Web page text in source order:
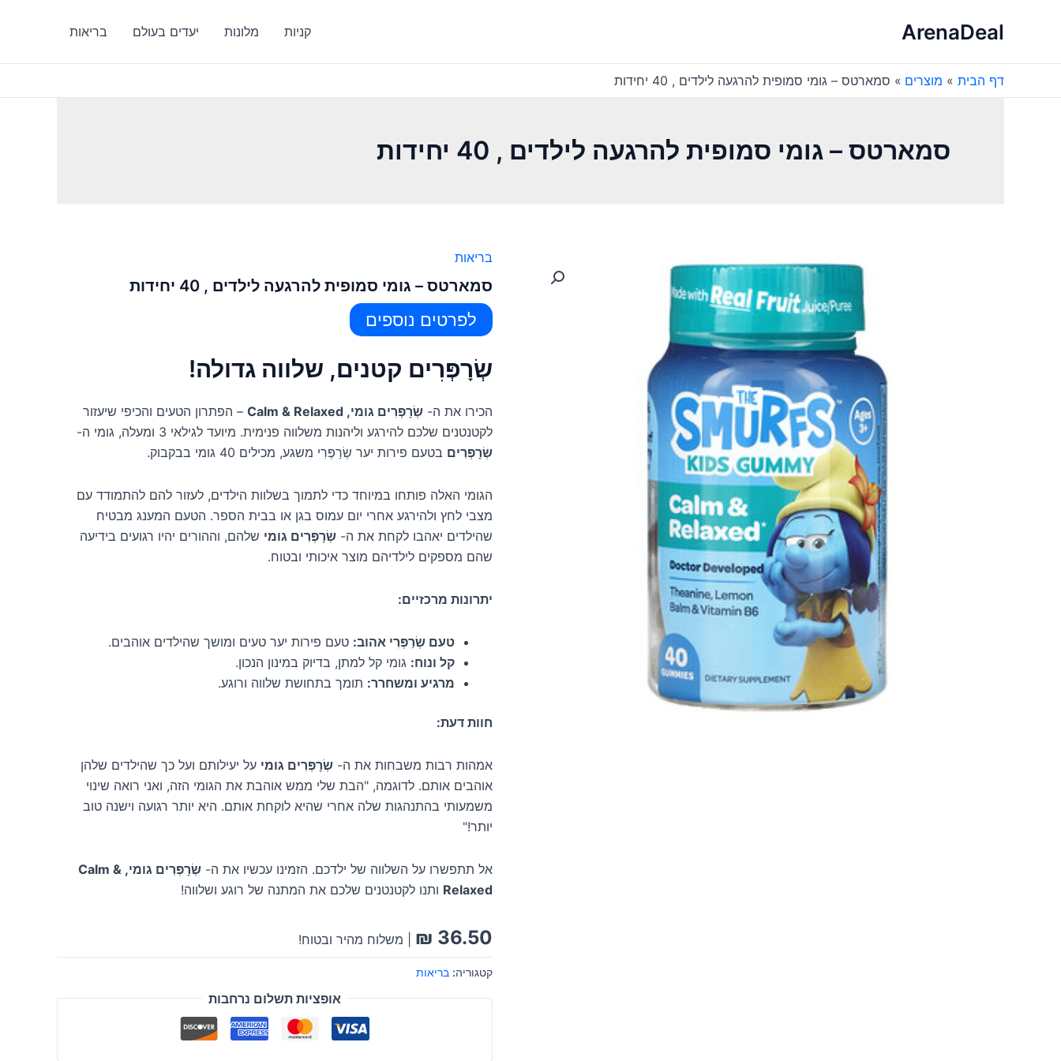
ArenaDeal קניות מלונות יעדים בעולם בריאות
דף הבית מוצרים סמארטס – גומי סמופית להרגעה לילדים , 40 יחידות
סמארטס – גומי סמופית להרגעה לילדים , 40 יחידות
בריאות
סמארטס – גומי סמופית להרגעה לילדים , 40 יחידות
לפרטים נוספים
שְׂרָפְּרִים קטנים, שלווה גדולה!
הכירו את ה- שְׂרָפְּרִים גומי, Calm & Relaxed
– הפתרון הטעים והכיפי שיעזור
לקטנטנים שלכם להירגע וליהנות משלווה פנימית. מיועד לגילאי 3 ומעלה, גומי ה-
שְׂרָפְּרִים בטעם פירות יער שְׂרַפְּרִי משגע, מכילים 40 גומי בבקבוק.
הגומי האלה פותחו במיוחד כדי לתמוך בשלוות הילדים, לעזור להם להתמודד עם
מצבי לחץ ולהירגע אחרי יום עמוס בגן או בבית הספר. הטעם המענג מבטיח
שהילדים יאהבו לקחת את ה- שְׂרָפְּרִים גומי שלהם, וההורים יהיו רגועים בידיעה
שהם מספקים לילדיהם מוצר איכותי ובטוח.
יתרונות מרכזיים:
טעם שְׂרַפְּרִי אהוב: טעם פירות יער טעים ומושך שהילדים אוהבים.
קל ונוח: גומי קל למתן, בדיוק במינון הנכון.
מרגיע ומשחרר: תומך בתחושת שלווה ורוגע.
חוות דעת:
אמהות רבות משבחות את ה- שְׂרָפְּרִים גומי על יעילותם ועל כך שהילדים שלהן
אוהבים אותם. לדוגמה, "הבת שלי ממש אוהבת את הגומי הזה, ואני רואה שינוי
משמעותי בהתנהגות שלה אחרי שהיא לוקחת אותם. היא יותר רגועה וישנה טוב
יותר!"
אל תתפשרו על השלווה של ילדכם. הזמינו עכשיו את ה-
שְׂרָפְּרִים גומי, Calm &
Relaxed ותנו לקטנטנים שלכם את המתנה של רוגע ושלווה!
₪ 36.50 | משלוח מהיר ובטוח!
קטגוריה: בריאות
אופציות תשלום נרחבות